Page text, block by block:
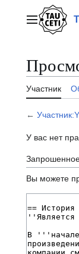
содержанию
Главное
Участник
←
У вас нет
Запрошенное
Вы можете